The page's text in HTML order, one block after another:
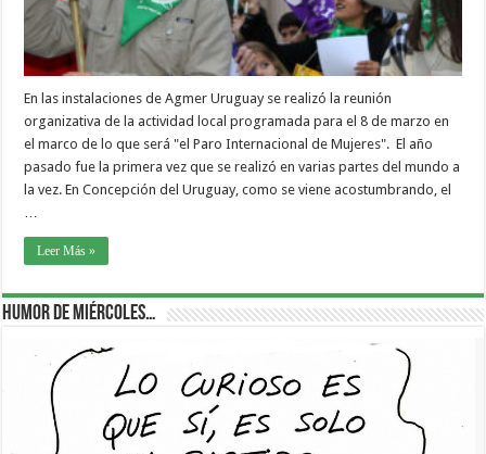
En las instalaciones de Agmer Uruguay se realizó la reunión
organizativa de la actividad local programada para el 8 de marzo en
el marco de lo que será "el Paro Internacional de Mujeres". El año
pasado fue la primera vez que se realizó en varias partes del mundo a
la vez. En Concepción del Uruguay, como se viene acostumbrando, el
…
Leer Más »
Humor de Miércoles…